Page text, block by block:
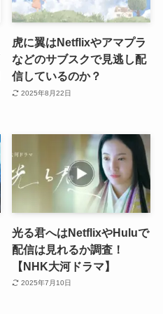
虎に翼はNetflixやアマプラ
などのサブスクで見逃し配
信しているのか？
2025年8月22日
光る君へはNetflixやHuluで
配信は見れるか調査！
【NHK大河ドラマ】
2025年7月10日